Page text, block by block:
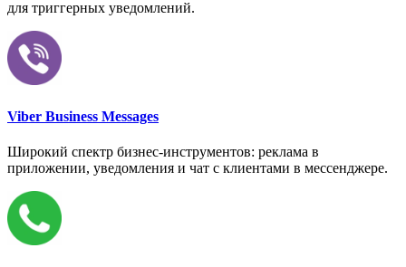
для триггерных уведомлений.
Viber Business Messages
Широкий спектр бизнес-инструментов: реклама в
приложении, уведомления и чат с клиентами в мессенджере.